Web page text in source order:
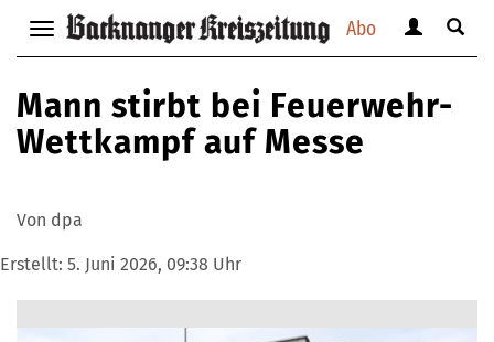
Abo
Navigation
anzeigen
verbergen
anzeigen
verbergen
Suche
Mann stirbt bei Feuerwehr-
Wettkampf auf Messe
Von dpa
Erstellt: 5. Juni 2026, 09:38 Uhr